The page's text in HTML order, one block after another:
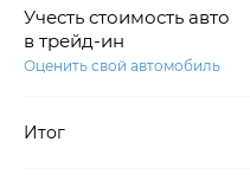
Учесть стоимость авто
в трейд-ин
Оценить свой автомобиль
Итог